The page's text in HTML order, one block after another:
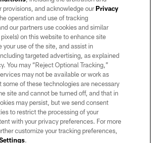
Raiders. All rights reserved. No portion of this site
the express written permission of the Las Vegas
Raiders.
PRIVACY POLICY
TERMS OF SERVICE
ACCESSIBILITY
AD CHOICES
YOUR PRIVACY CHOICES
COOKIE SETTINGS
provisions, and acknowledge ourPrivacy
operation and use of tracking
our partners use cookies and similar
on this website to enhance site
your use of the site, and assist in
targeted advertising, as explained
You may “Reject Optional Tracking,”
may not be available or work as
some of these technologies are necessary
site and cannot be turned off, and that in
may persist, but we send consent
to restrict the processing of your
with your privacy preferences. For more
customize your tracking preferences,
.